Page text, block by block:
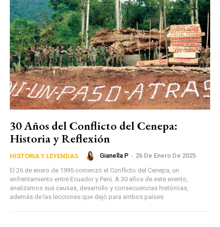
30 Años del Conflicto del Cenepa:
Historia y Reflexión
HISTORIA Y LEYENDAS Gianella P - 26 De Enero De 2025
El 26 de enero de 1995 comenzó el Conflicto del Cenepa, un
enfrentamiento entre Ecuador y Perú. A 30 años de este evento,
analizamos sus causas, desarrollo y consecuencias históricas,
además de las lecciones que dejó para ambos países